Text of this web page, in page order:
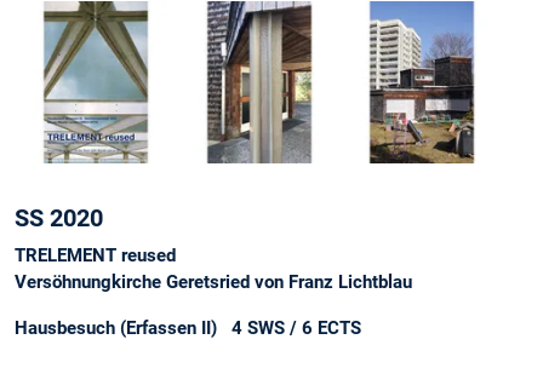
SS 2020
TRELEMENT reused
Versöhnungkirche Geretsried von Franz Lichtblau
Hausbesuch (Erfassen II) 4 SWS / 6 ECTS